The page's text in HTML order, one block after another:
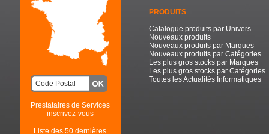
Prestataires de Services
inscrivez-vous
Liste des 50 dernières
PRODUITS
Catalogue produits par Univers
Nouveaux produits
Nouveaux produits par Marques
Nouveaux produits par Catégories
Les plus gros stocks par Marques
Les plus gros stocks par Catégories
Toutes les Actualités Informatiques